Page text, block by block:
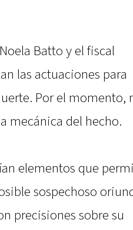
Batto y el fiscal
las actuaciones para
Por el momento,
mecánica del hecho.
elementos que
sospechoso
precisiones sobre su